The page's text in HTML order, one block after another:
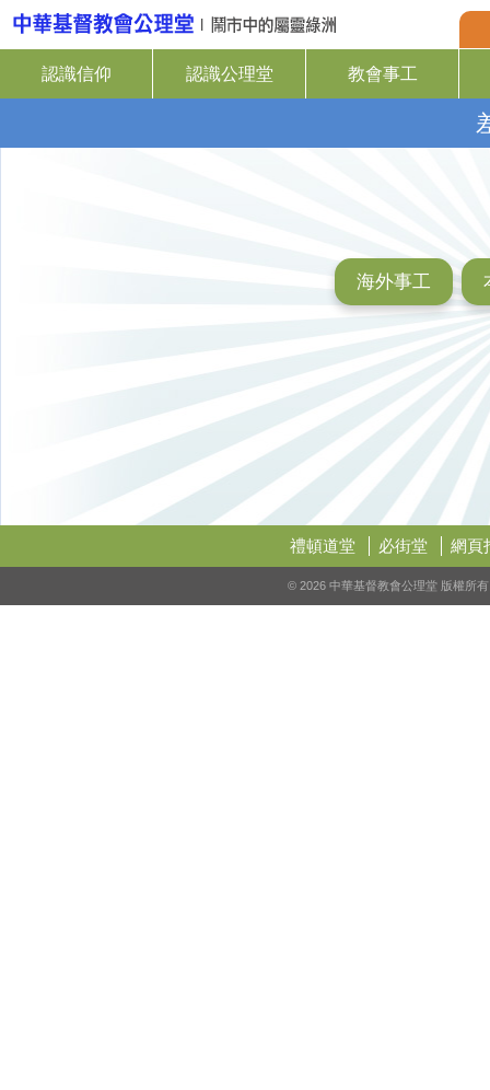
認識信仰 認識公理堂 教會事工
海外事工
禮頓道堂 必街堂 網頁
© 2026 中華基督教會公理堂 版權所